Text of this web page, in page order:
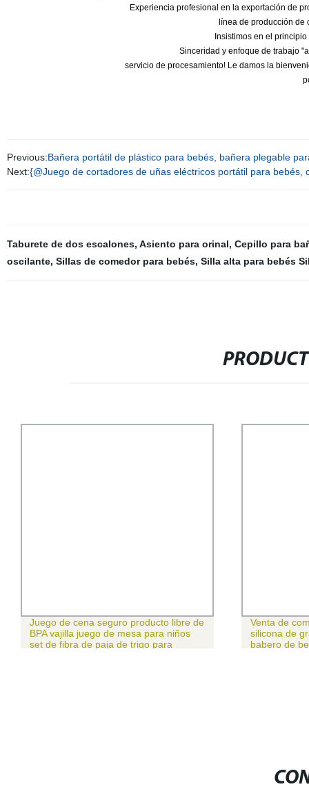
Experiencia profesional en la exportación de
línea de producción
Insistimos en el
Sinceridad y enfoque de trabajo
servicio de procesamiento! Le damos la
Previous:Bañera portátil de plástico para bebés, bañera plegable
Next:{@Juego de cortadores de uñas eléctricos portátil para bebés,
Taburete de dos escalones, Asiento para orinal, Cepillo para
oscilante, Sillas de comedor para bebés, Silla alta para bebés
Juego de cena seguro producto libre de
BPA vajilla juego de mesa para niños
set de fibra de paja de trigo para
Venta de
silicona de
babero de